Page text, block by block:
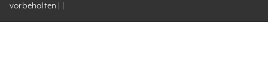
vorbehalten | |